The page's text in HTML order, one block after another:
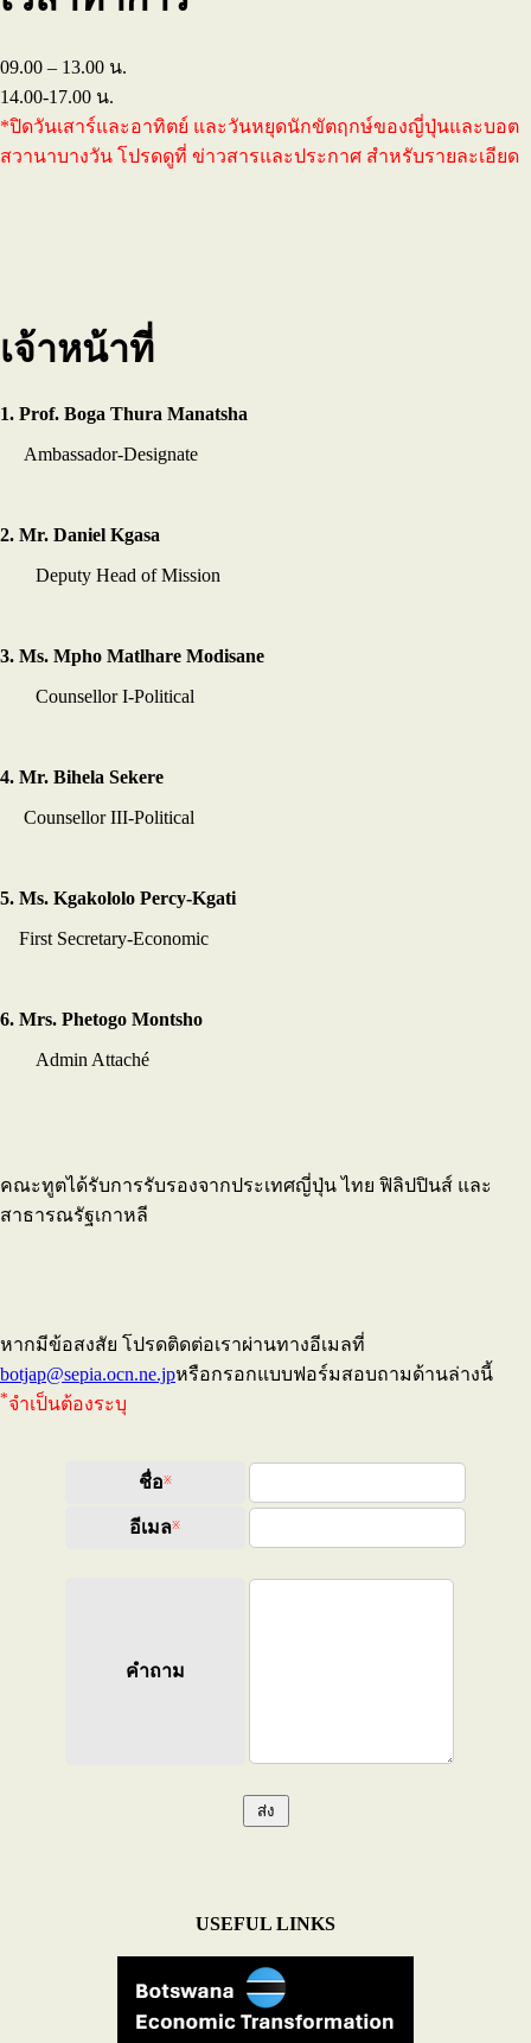
09.00 – 13.00 น.
14.00-17.00 น.
*ปิดวันเสาร์และอาทิตย์ และวันหยุดนักขัตฤกษ์ของญี่ปุ่นและบอต
สวานาบางวัน โปรดดูที่ ข่าวสารและประกาศ สำหรับรายละเอียด
เจ้าหน้าที่
1. Prof. Boga Thura Manatsha
Ambassador-Designate
2. Mr. Daniel Kgasa
Deputy Head of Mission
3. Ms. Mpho Matlhare Modisane
Counsellor I-Political
4. Mr. Bihela Sekere
Counsellor III-Political
5. Ms. Kgakololo Percy-Kgati
First Secretary-Economic
6. Mrs. Phetogo Montsho
Admin Attaché
คณะทูตได้รับการรับรองจากประเทศญี่ปุ่น ไทย ฟิลิปปินส์ และ
สาธารณรัฐเกาหลี
หากมีข้อสงสัย โปรดติดต่อเราผ่านทางอีเมลที่
botjap@sepia.ocn.ne.jpหรือกรอกแบบฟอร์มสอบถามด้านล่างนี้
*จำเป็นต้องระบุ
ชื่อ※
อีเมล※
คำถาม
USEFUL LINKS